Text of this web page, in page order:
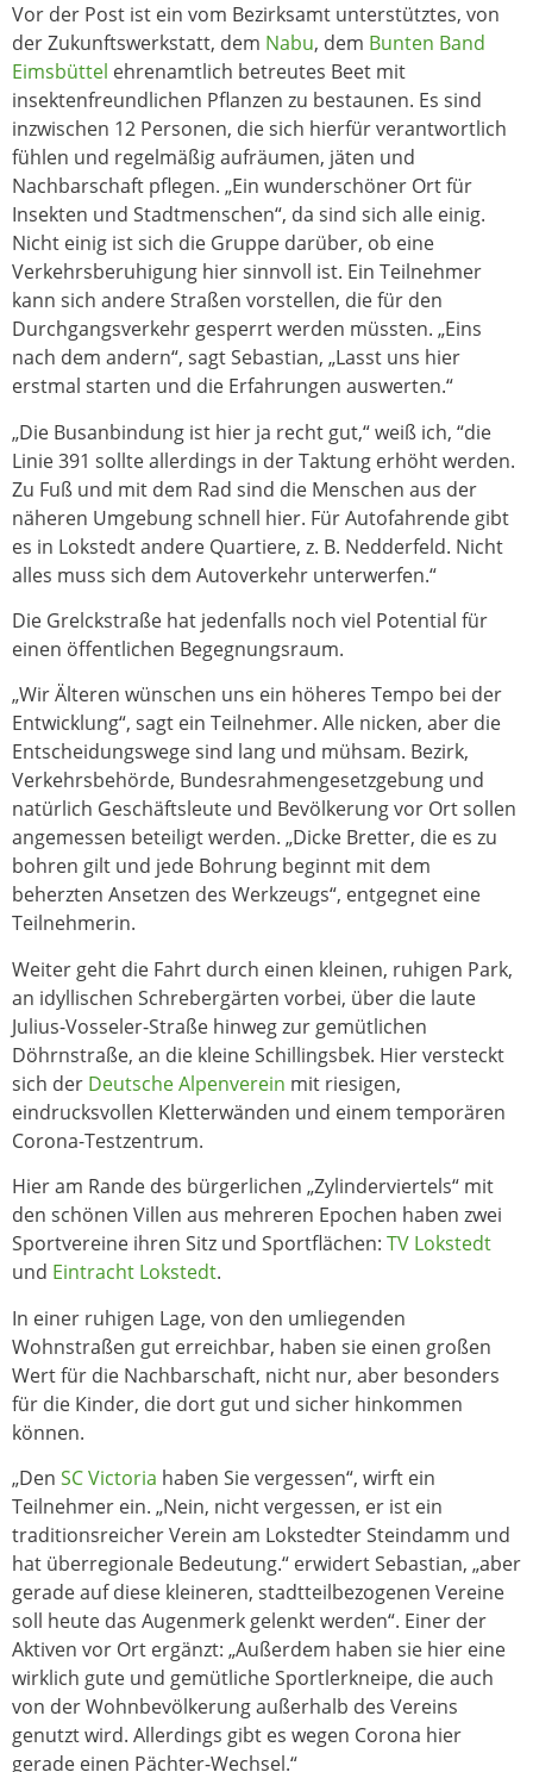
Vor der Post ist ein vom Bezirksamt unterstütztes, von
der Zukunftswerkstatt, dem Nabu, dem Bunten Band
Eimsbüttel ehrenamtlich betreutes Beet mit
insektenfreundlichen Pflanzen zu bestaunen. Es sind
inzwischen 12 Personen, die sich hierfür verantwortlich
fühlen und regelmäßig aufräumen, jäten und
Nachbarschaft pflegen. „Ein wunderschöner Ort für
Insekten und Stadtmenschen“, da sind sich alle einig.
Nicht einig ist sich die Gruppe darüber, ob eine
Verkehrsberuhigung hier sinnvoll ist. Ein Teilnehmer
kann sich andere Straßen vorstellen, die für den
Durchgangsverkehr gesperrt werden müssten. „Eins
nach dem andern“, sagt Sebastian, „Lasst uns hier
erstmal starten und die Erfahrungen auswerten.“
„Die Busanbindung ist hier ja recht gut,“ weiß ich, “die
Linie 391 sollte allerdings in der Taktung erhöht werden.
Zu Fuß und mit dem Rad sind die Menschen aus der
näheren Umgebung schnell hier. Für Autofahrende gibt
es in Lokstedt andere Quartiere, z. B. Nedderfeld. Nicht
alles muss sich dem Autoverkehr unterwerfen.“
Die Grelckstraße hat jedenfalls noch viel Potential für
einen öffentlichen Begegnungsraum.
„Wir Älteren wünschen uns ein höheres Tempo bei der
Entwicklung“, sagt ein Teilnehmer. Alle nicken, aber die
Entscheidungswege sind lang und mühsam. Bezirk,
Verkehrsbehörde, Bundesrahmengesetzgebung und
natürlich Geschäftsleute und Bevölkerung vor Ort sollen
angemessen beteiligt werden. „Dicke Bretter, die es zu
bohren gilt und jede Bohrung beginnt mit dem
beherzten Ansetzen des Werkzeugs“, entgegnet eine
Teilnehmerin.
Weiter geht die Fahrt durch einen kleinen, ruhigen Park,
an idyllischen Schrebergärten vorbei, über die laute
Julius-Vosseler-Straße hinweg zur gemütlichen
Döhrnstraße, an die kleine Schillingsbek. Hier versteckt
sich der Deutsche Alpenverein mit riesigen,
eindrucksvollen Kletterwänden und einem temporären
Corona-Testzentrum.
Hier am Rande des bürgerlichen „Zylinderviertels“ mit
den schönen Villen aus mehreren Epochen haben zwei
Sportvereine ihren Sitz und Sportflächen: TV Lokstedt
und Eintracht Lokstedt.
In einer ruhigen Lage, von den umliegenden
Wohnstraßen gut erreichbar, haben sie einen großen
Wert für die Nachbarschaft, nicht nur, aber besonders
für die Kinder, die dort gut und sicher hinkommen
können.
„Den SC Victoria haben Sie vergessen“, wirft ein
Teilnehmer ein. „Nein, nicht vergessen, er ist ein
traditionsreicher Verein am Lokstedter Steindamm und
hat überregionale Bedeutung.“ erwidert Sebastian, „aber
gerade auf diese kleineren, stadtteilbezogenen Vereine
soll heute das Augenmerk gelenkt werden“. Einer der
Aktiven vor Ort ergänzt: „Außerdem haben sie hier eine
wirklich gute und gemütliche Sportlerkneipe, die auch
von der Wohnbevölkerung außerhalb des Vereins
genutzt wird. Allerdings gibt es wegen Corona hier
gerade einen Pächter-Wechsel.“